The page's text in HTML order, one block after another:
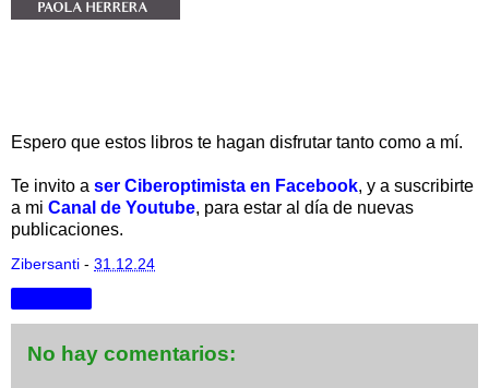
Espero que estos libros te hagan disfrutar tanto como a mí.
Te invito a ser Ciberoptimista en Facebook, y a suscribirte
a mi Canal de Youtube, para estar al día de nuevas
publicaciones.
Zibersanti - 31.12.24
No hay comentarios: